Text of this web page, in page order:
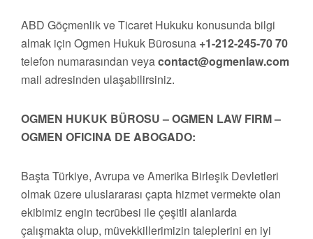
ABD Göçmenlik ve Ticaret Hukuku konusunda bilgi
almak için Ogmen Hukuk Bürosuna +1-212-245-70 70
telefon numarasından veyacontact@ogmenlaw.com
mail adresinden ulaşabilirsiniz.
OGMEN HUKUK BÜROSU – OGMEN LAW FIRM –
OGMEN OFICINA DE ABOGADO:
Başta Türkiye, Avrupa ve Amerika Birleşik Devletleri
olmak üzere uluslararası çapta hizmet vermekte olan
ekibimiz engin tecrübesi ile çeşitli alanlarda
çalışmakta olup, müvekkillerimizin taleplerini en iyi